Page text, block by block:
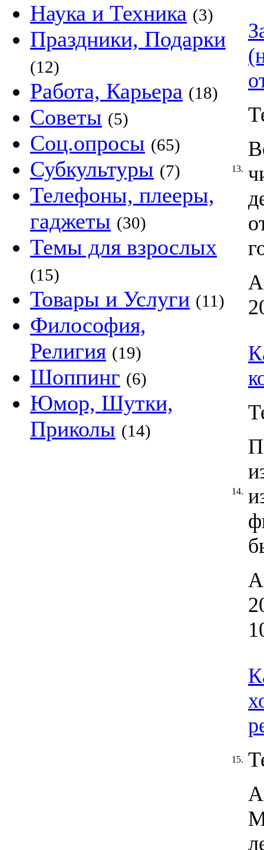
Наука и Техника (3)
Праздники, Подарки
(12)
Работа, Карьера (18)
Советы (5)
Соц.опросы (65)
Субкультуры (7)
Телефоны, плееры,
гаджеты (30)
Темы для взрослых
(15)
Товары и Услуги (11)
Философия,
Религия (19)
Шоппинг (6)
Юмор, Шутки,
Приколы (14)
13.
14.
15.